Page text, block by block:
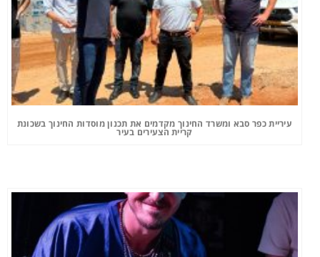
עיריית כפר סבא ומשרד החינוך מקדמים את תכנון מוסדות החינוך בשכונת
קריית הצעירים בעיר